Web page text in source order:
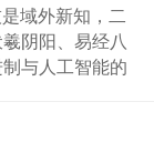
域外新知，二
阴阳、易经八
与人工智能的
地、紊乱人
的古今合道。